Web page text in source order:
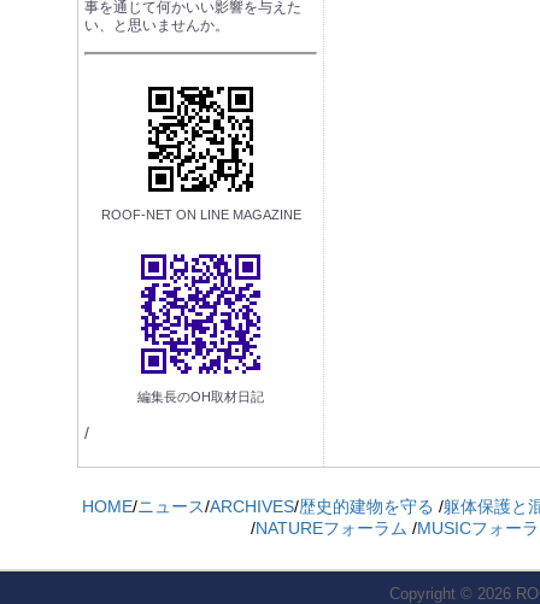
事を通じて何かいい影響を与えた
い、と思いませんか。
ROOF-NET ON LINE MAGAZINE
編集長のOH取材日記
/
HOME/ニュース/ARCHIVES/歴史的建物を守る /躯体保護と
/NATUREフォーラム /MUSICフォー
Copyright © 2026